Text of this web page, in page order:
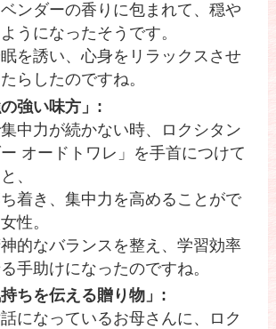
ンダーの香りに包まれて、穏や
うになったそうです。
を誘い、心身をリラックスさせ
らしたのですね。
の強い味方」:
中力が続かない時、ロクシタン
ー オードトワレ」を手首につけて
、
着き、集中力を高めることがで
性。
的なバランスを整え、学習効率
手助けになったのですね。
持ちを伝える贈り物」:
になっているお母さんに、ロク